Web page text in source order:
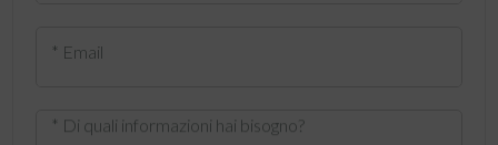
* Email
* Di quali informazioni hai bisogno?